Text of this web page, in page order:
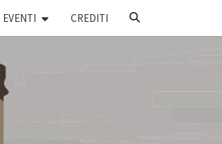
EVENTI CREDITI
SEARCH